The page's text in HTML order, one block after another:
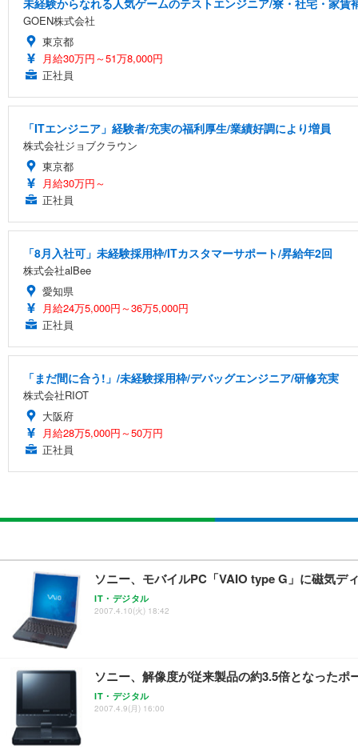
GOEN株式会社
東京都
月給30万円～51万8,000円
正社員
「ITエンジニア」経験者/充実の福利厚生/業績好調により増員
株式会社ジョブクラウン
東京都
月給30万円～
正社員
「8月入社可」未経験採用枠/ITカスタマーサポート/昇給年2回
株式会社alBee
愛知県
月給24万5,000円～36万5,000円
正社員
「まだ間に合う!」/未経験採用枠/デバッグエンジニア/研修充実
株式会社RIOT
大阪府
月給28万5,000円～50万円
正社員
ソニー、モバイルPC「VAIO type G」に磁気デ
IT・デジタル
2007.4.10(火) 18:42
ソニー、解像度が従来製品の約3.5倍となったポ
IT・デジタル
2007.4.9(月) 16:00